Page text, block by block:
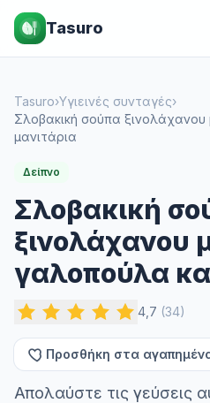
Tasuro
Tasuro›Υγιεινές συνταγές›
Σλοβακική σούπα
μανιτάρια
Δείπνο
Σλοβακική
ξινολάχανου
γαλοπούλα
4,7 (34)
Προσθήκη στα
Απολαύστε τις γεύσεις